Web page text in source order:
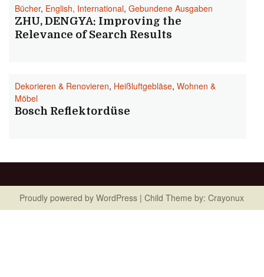
Bücher, English, International, Gebundene Ausgaben
ZHU, DENGYA: Improving the
Relevance of Search Results
Dekorieren & Renovieren, Heißluftgebläse, Wohnen &
Möbel
Bosch Reflektordüse
Proudly powered by WordPress | Child Theme by: Crayonux